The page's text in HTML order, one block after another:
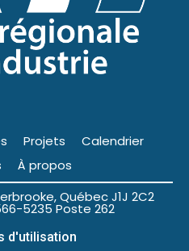
Projets
Calendrier
À propos
Québec J1J 2C2
Poste 262
d'utilisation